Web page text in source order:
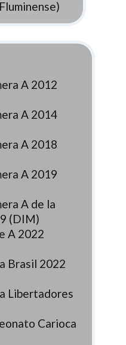
A 2012
A 2014
A 2018
A 2019
A de la
(DIM)
A 2022
Brasil 2022
Libertadores
Carioca